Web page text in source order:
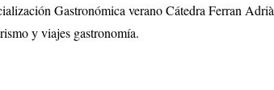
Gastronómica verano Cátedra Ferran
y viajes gastronomía.